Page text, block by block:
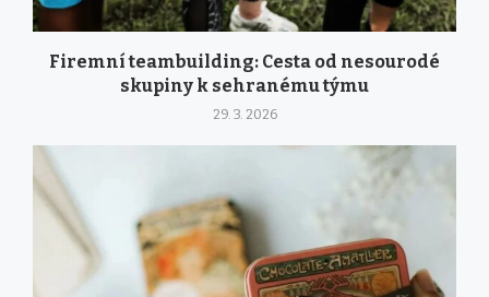
Firemní teambuilding: Cesta od nesourodé
skupiny k sehranému týmu
29. 3. 2026